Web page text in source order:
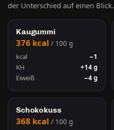
der Unterschied auf einen Blick.
Kaugummi
376 kcal / 100 g
kcal
−1
KH
+14 g
Eiweiß
−4 g
Schokokuss
368 kcal / 100 g